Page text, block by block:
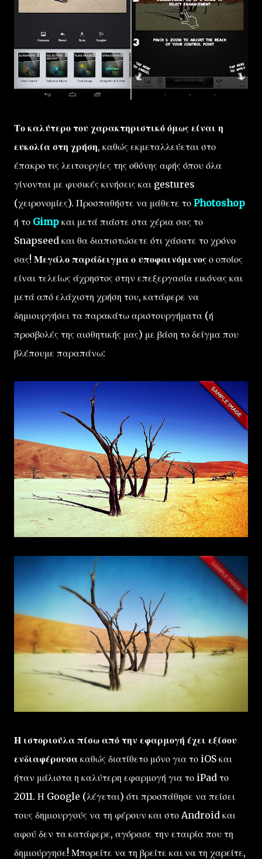
Το καλύτερο του χαρακτηριστικό όμως είναι η
ευκολία στη χρήση, καθώς εκμεταλλεύεται στο
έπακρο τις λειτουργίες της οθόνης αφής όπου όλα
γίνονται με φυσικές κινήσεις και gestures
(χειρονομίες). Προσπαθήστε να μάθετε το Photoshop
ή το Gimp και μετά πιάστε στα χέρια σας το
Snapseed και θα διαπιστώσετε ότι χάσατε το χρόνο
σας! Μεγάλο παράδειγμα ο υποφαινόμενος ο οποίος
είναι τελείως άχρηστος στην επεξεργασία εικόνας και
μετά από ελάχιστη χρήση του, κατάφερε να
δημιουργήσει τα παρακάτω αριστουργήματα (ή
προσβολές της αισθητικής μας) με βάση το δείγμα που
βλέπουμε παραπάνω:
Η ιστοριούλα πίσω από την εφαρμογή έχει εξίσου
ενδιαφέρουσα καθώς διατίθετο μόνο για το iOS και
ήταν μάλιστα η καλύτερη εφαρμογή για το iPad το
2011. Η Google (λέγεται) ότι προσπάθησε να πείσει
τους δημιουργούς να τη φέρουν και στο Android και
αφού δεν τα κατάφερε, αγόρασε την εταιρία που τη
δημιούργησε! Μπορείτε να τη βρείτε και να τη χαρείτε,